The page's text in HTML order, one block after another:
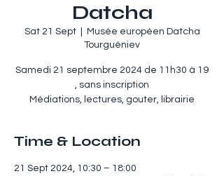
Datcha
Sat 21 Sept
  |
Musée européen Datcha
Tourguéniev
Samedi 21 septembre 2024 de 11h30 à 19
, sans inscription
Médiations, lectures, gouter, librairie
Time & Location
21 Sept 2024, 10:30 – 18:00